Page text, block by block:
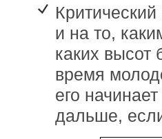
и на то,
каких высот
время
его
дальше,